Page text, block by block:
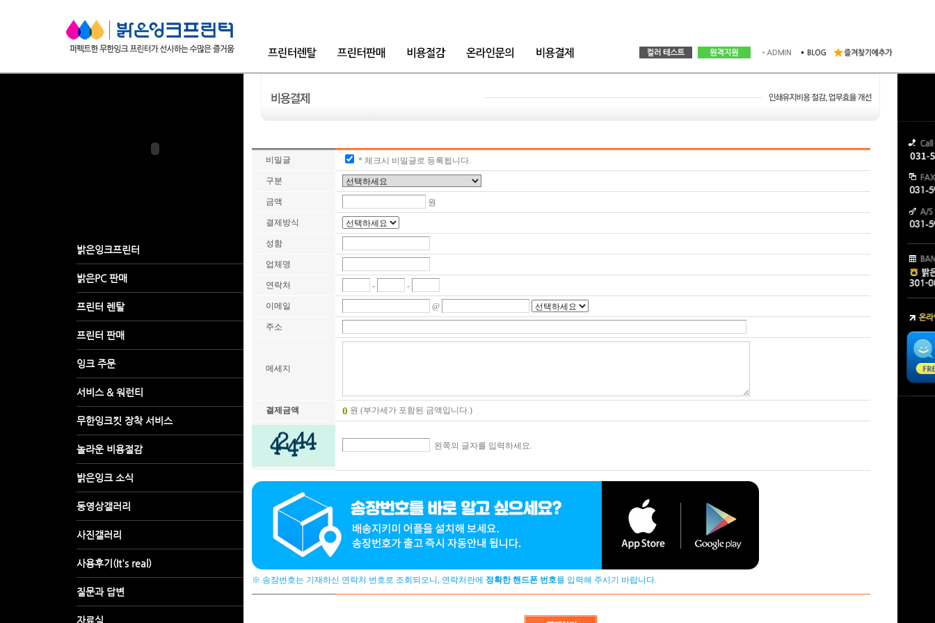
비밀글 * 체크시 비밀글로 등록됩니다.
구분
금액 원
결제방식
성함
업체명
연락처 - -
이메일 @
주소
메세지
결제금액 0 원 (부가세가 포함된 금액입니다.)
왼쪽의 글자를 입력하세요.
※ 송장번호는 기재하신 연락처 번호로 조회되오니, 연락처란에 정확한 핸드폰 번호를 입력해 주시기 바랍니다.